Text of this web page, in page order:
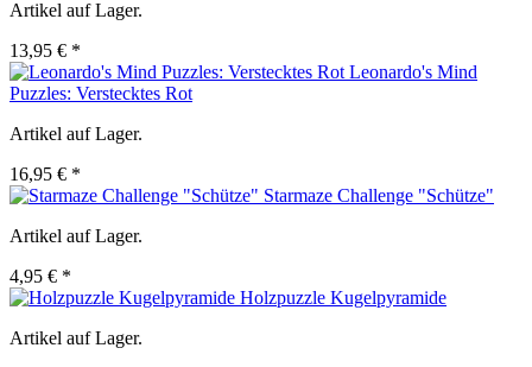
Artikel auf Lager.
13,95 € *
Leonardo's Mind
Puzzles: Verstecktes Rot
Artikel auf Lager.
16,95 € *
Starmaze Challenge "Schütze"
Artikel auf Lager.
4,95 € *
Holzpuzzle Kugelpyramide
Artikel auf Lager.